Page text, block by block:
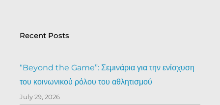
Recent Posts
“Beyond the Game”: Σεμινάρια για την ενίσχυση
του κοινωνικού ρόλου του αθλητισμού
July 29, 2026